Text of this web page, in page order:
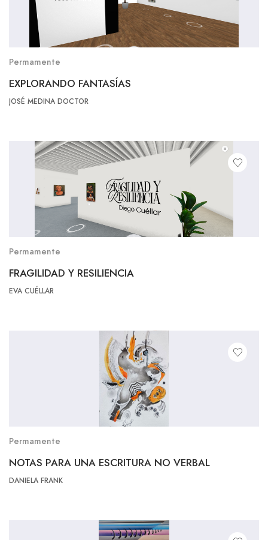
Permamente
EXPLORANDO FANTASÍAS
JOSÉ MEDINA DOCTOR
Permamente
FRAGILIDAD Y RESILIENCIA
EVA CUÉLLAR
Permamente
NOTAS PARA UNA ESCRITURA NO VERBAL
DANIELA FRANK